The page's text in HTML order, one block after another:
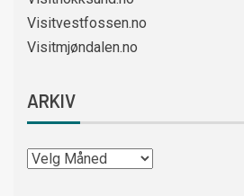
Visitvestfossen.no
Visitmjøndalen.no
ARKIV